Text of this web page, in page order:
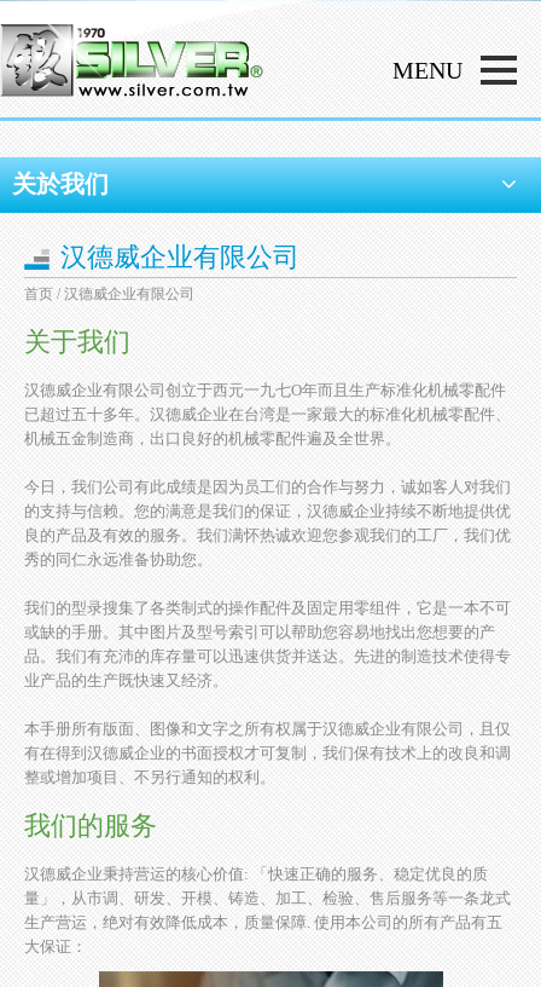
关於我们
汉德威企业有限公司
首页 / 汉德威企业有限公司
关于我们
汉德威企业有限公司创立于西元一九七O年而且生产标准化机械零配件
已超过五十多年。汉德威企业在台湾是一家最大的标准化机械零配件、
机械五金制造商，出口良好的机械零配件遍及全世界。
今日，我们公司有此成绩是因为员工们的合作与努力，诚如客人对我们
的支持与信赖。您的满意是我们的保证，汉德威企业持续不断地提供优
良的产品及有效的服务。我们满怀热诚欢迎您参观我们的工厂，我们优
秀的同仁永远准备协助您。
我们的型录搜集了各类制式的操作配件及固定用零组件，它是一本不可
或缺的手册。其中图片及型号索引可以帮助您容易地找出您想要的产
品。我们有充沛的库存量可以迅速供货并送达。先进的制造技术使得专
业产品的生产既快速又经济。
本手册所有版面、图像和文字之所有权属于汉德威企业有限公司，且仅
有在得到汉德威企业的书面授权才可复制，我们保有技术上的改良和调
整或增加项目、不另行通知的权利。
我们的服务
汉德威企业秉持营运的核心价值: 「快速正确的服务、稳定优良的质
量」，从市调、研发、开模、铸造、加工、检验、售后服务等一条龙式
生产营运，绝对有效降低成本，质量保障. 使用本公司的所有产品有五
大保证：